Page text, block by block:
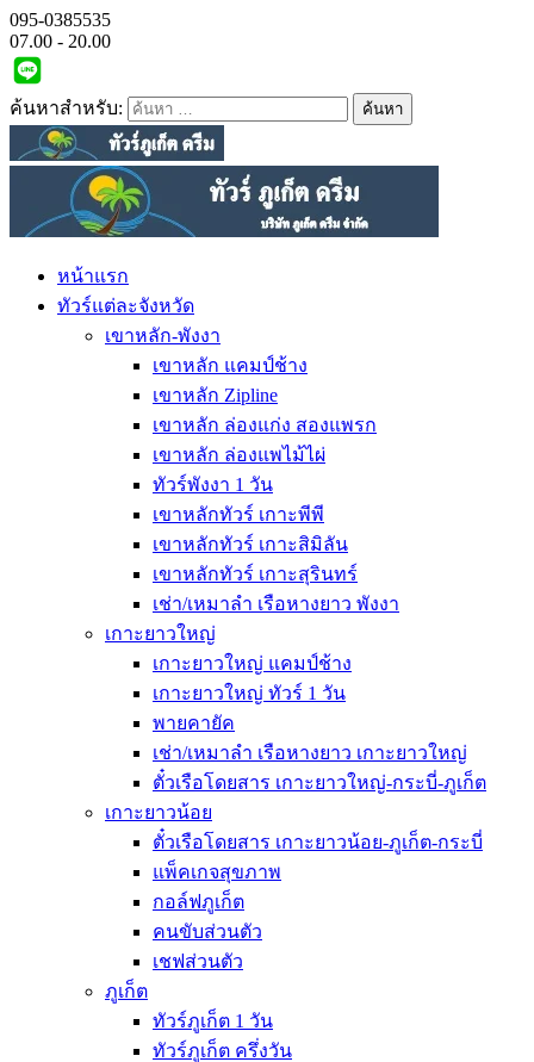
095-0385535
07.00 - 20.00
ค้นหาสำหรับ:
หน้าแรก
ทัวร์แต่ละจังหวัด
เขาหลัก-พังงา
เขาหลัก แคมป์ช้าง
เขาหลัก Zipline
เขาหลัก ล่องแก่ง สองแพรก
เขาหลัก ล่องแพไม้ไผ่
ทัวร์พังงา 1 วัน
เขาหลักทัวร์ เกาะพีพี
เขาหลักทัวร์ เกาะสิมิลัน
เขาหลักทัวร์ เกาะสุรินทร์
เช่า/เหมาลำ เรือหางยาว พังงา
เกาะยาวใหญ่
เกาะยาวใหญ่ แคมป์ช้าง
เกาะยาวใหญ่ ทัวร์ 1 วัน
พายคายัค
เช่า/เหมาลำ เรือหางยาว เกาะยาวใหญ่
ตั๋วเรือโดยสาร เกาะยาวใหญ่-กระบี่-ภูเก็ต
เกาะยาวน้อย
ตั๋วเรือโดยสาร เกาะยาวน้อย-ภูเก็ต-กระบี่
แพ็คเกจสุขภาพ
กอล์ฟภูเก็ต
คนขับส่วนตัว
เชฟส่วนตัว
ภูเก็ต
ทัวร์ภูเก็ต 1 วัน
ทัวร์ภูเก็ต ครึ่งวัน